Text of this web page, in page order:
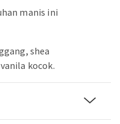
manis ini
shea
kocok.